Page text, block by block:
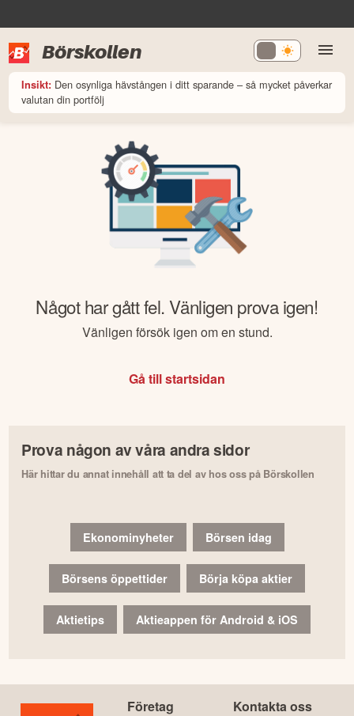
Börskollen
Insikt: Den osynliga hävstången i ditt sparande – så mycket påverkar
valutan din portfölj
Något har gått fel. Vänligen prova igen!
Vänligen försök igen om en stund.
Gå till startsidan
Prova någon av våra andra sidor
Här hittar du annat innehåll att ta del av hos oss på Börskollen
Ekonominyheter Börsen idag
Börsens öppettider Börja köpa aktier
Aktietips Aktieappen för Android & iOS
Företag Kontakta oss